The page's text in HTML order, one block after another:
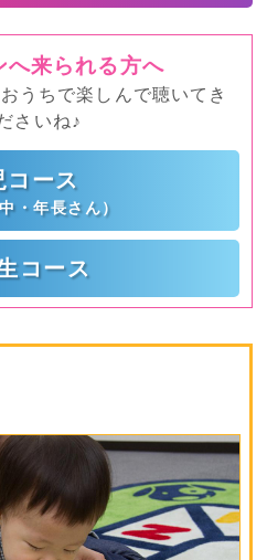
へ来られる方へ
うちで楽しんで聴いてき
さいね♪
コース
・年長さん）
コース